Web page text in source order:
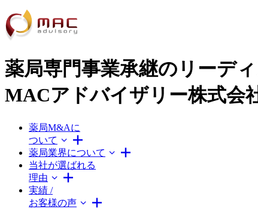
薬局専門事業承継のリーデ
MACアドバイザリー株式会
薬局M&Aに
ついて
薬局業界について
当社が選ばれる
理由
実績 /
お客様の声